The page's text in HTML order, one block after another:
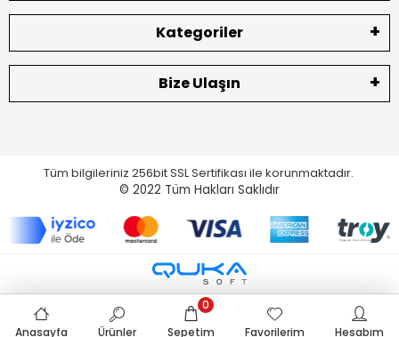
Kategoriler
Bize Ulaşın
Tüm bilgileriniz 256bit SSL Sertifikası ile korunmaktadır.
© 2022 Tüm Hakları Saklıdır
Anasayfa Ürünler Sepetim
0
Favorilerim
Hesabım